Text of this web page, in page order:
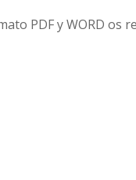
PDF y WORD os